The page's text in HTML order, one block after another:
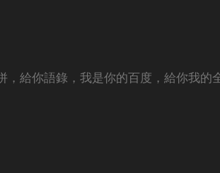
，給你語錄，我是你的百度，給你我的